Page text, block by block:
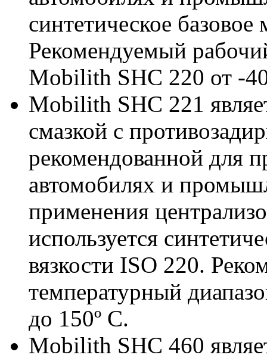
синтетическое
Рекомендуемый
Mobilith SHC 220 от -
Mobilith SHC 221
смазкой с
рекомендованной для
автомобилях и
применения
используется
вязкости ISO 220.
температурный
до 150º C.
Mobilith SHC 460